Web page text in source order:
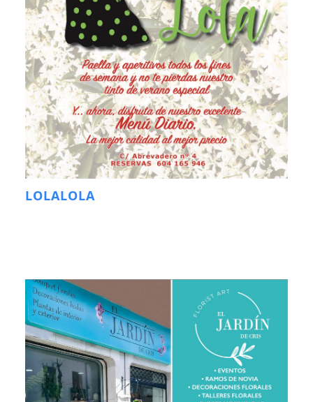
LOLALOLA